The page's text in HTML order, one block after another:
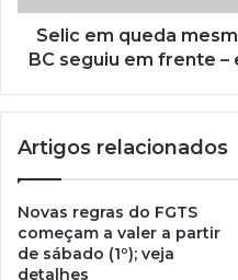
Selic em queda
BC seguiu em frente
Artigos relacionados
Novas regras do FGTS
começam a valer a partir
de sábado (1º); veja
detalhes